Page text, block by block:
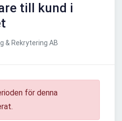
till kund i
& Rekrytering AB
för denna